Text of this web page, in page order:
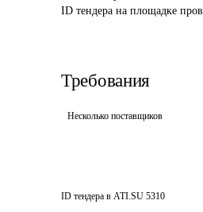
ID тендера на площадке
Требования
Несколько поставщиков
ID тендера в ATI.SU 5310